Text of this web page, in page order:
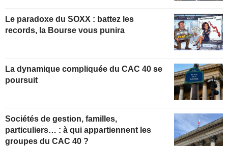
Le paradoxe du SOXX : battez les
records, la Bourse vous punira
La dynamique compliquée du CAC 40 se
poursuit
Sociétés de gestion, familles,
particuliers… : à qui appartiennent les
groupes du CAC 40 ?